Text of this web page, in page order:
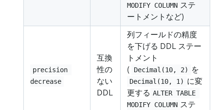
MODIFY COLUMN ステ
ートメントなど)
precision
decrease
互換
性の
ない
DDL
列フィールドの精度
を下げる DDL ステー
トメント
(
Decimal(10, 2) を
Decimal(10, 1) に変
更する ALTER TABLE
MODIFY COLUMN ステ